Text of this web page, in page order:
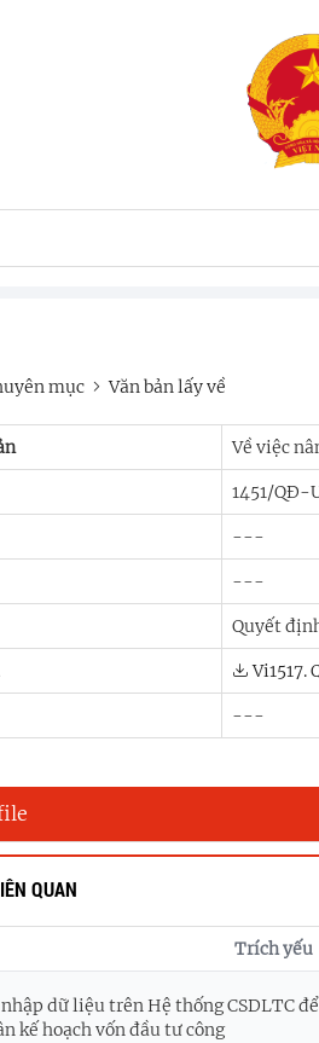
mục Văn bản lấy về
Về việc
1451/QĐ-
---
---
Quyết
Vi1517.
---
QUAN
Trích yếu
dữ liệu trên Hệ thống CSDLTC
kế hoạch vốn đầu tư công